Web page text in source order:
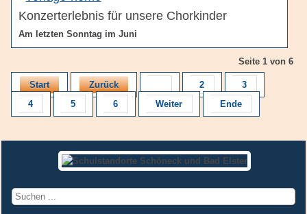
Konzerterlebnis für unsere Chorkinder
Am letzten Sonntag im Juni
Seite 1 von 6
Start Zurück 2
3
4
5 6 Weiter Ende
Suchen